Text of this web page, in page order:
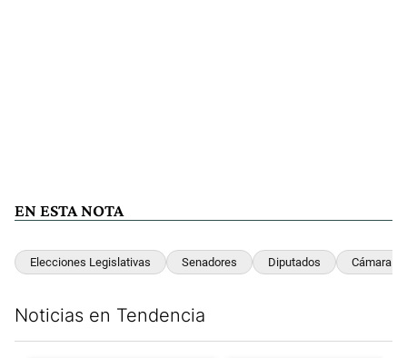
EN ESTA NOTA
Elecciones Legislativas Senadores Diputados Cámara
Noticias en Tendencia